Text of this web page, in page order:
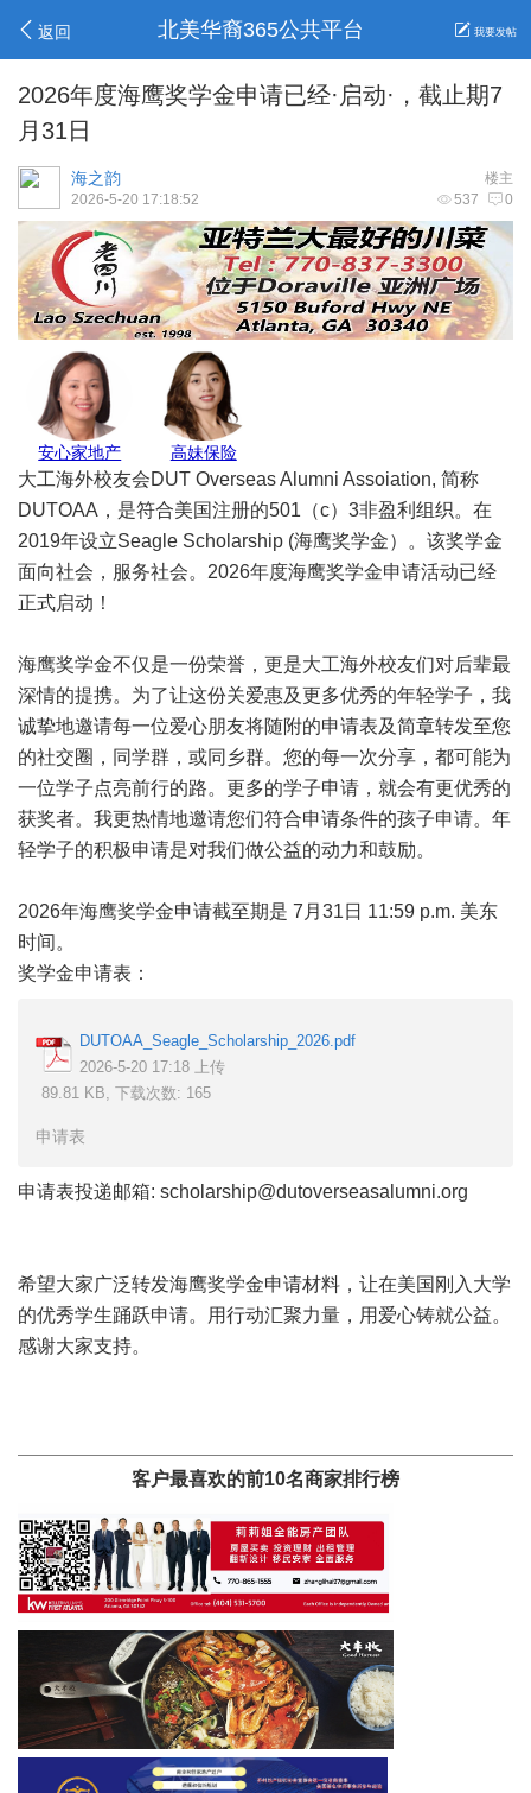
返回 北美华裔365公共平台 我要发帖
2026年度海鹰奖学金申请已经·启动·，截止期7
月31日
楼主
海之韵
537 0
2026-5-20 17:18:52
安心家地产 高妹保险
大工海外校友会DUT Overseas Alumni Assoiation, 简称
DUTOAA，是符合美国注册的501（c）3非盈利组织。在
2019年设立Seagle Scholarship (海鹰奖学金）。该奖学金
面向社会，服务社会。2026年度海鹰奖学金申请活动已经
正式启动！
海鹰奖学金不仅是一份荣誉，更是大工海外校友们对后辈最
深情的提携。为了让这份关爱惠及更多优秀的年轻学子，我
诚挚地邀请每一位爱心朋友将随附的申请表及简章转发至您
的社交圈，同学群，或同乡群。您的每一次分享，都可能为
一位学子点亮前行的路。更多的学子申请，就会有更优秀的
获奖者。我更热情地邀请您们符合申请条件的孩子申请。年
轻学子的积极申请是对我们做公益的动力和鼓励。
2026年海鹰奖学金申请截至期是 7月31日 11:59 p.m. 美东
时间。
奖学金申请表：
DUTOAA_Seagle_Scholarship_2026.pdf
2026-5-20 17:18 上传
89.81 KB, 下载次数: 165
申请表
申请表投递邮箱: scholarship@dutoverseasalumni.org
希望大家广泛转发海鹰奖学金申请材料，让在美国刚入大学
的优秀学生踊跃申请。用行动汇聚力量，用爱心铸就公益。
感谢大家支持。
客户最喜欢的前10名商家排行榜